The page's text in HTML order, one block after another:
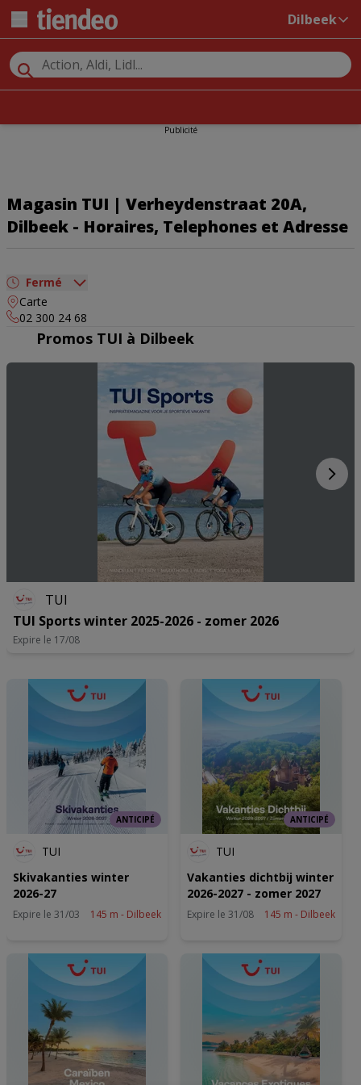
Dilbeek
Publicité
Magasin TUI | Verheydenstraat 20A,
Dilbeek - Horaires, Telephones et Adresse
Fermé
dimanche
lundi
10:00 - 12:30
10:00 - 12:30
10:00 - 17:00
Carte
02 300 24 68
Promos TUI à Dilbeek
TUI
TUI Sports winter 2025-2026 - zomer 2026
Expire le 17/08
ANTICIPÉ
TUI
Skivakanties winter
2026-27
Expire le 31/03 145 m - Dilbeek
ANTICIPÉ
TUI
Vakanties dichtbij winter
2026-2027 - zomer 2027
Expire le 31/08 145 m - Dilbeek